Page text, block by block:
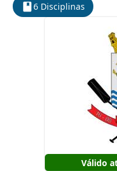
6 Disciplinas
Válido